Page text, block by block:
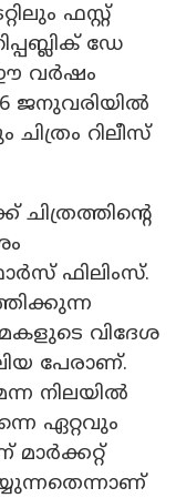
ഫസ്റ്റ്
ഡേ
ഈ വർഷം
ജനുവരിയിൽ
റിലീസ്
ഫിലിംസ്.
വിദേശ
പേരാണ്.
നിലയിൽ
ഏറ്റവും